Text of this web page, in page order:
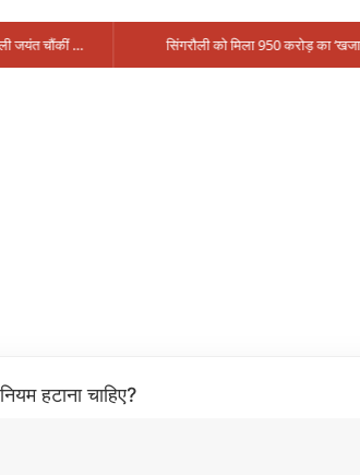
मंत्री आईं, समीक्षा की, सवाल आए तो निकल गईं – खाली जयंत चौंकीं पर नहीं दिया जवाब
हटाना चाहिए?